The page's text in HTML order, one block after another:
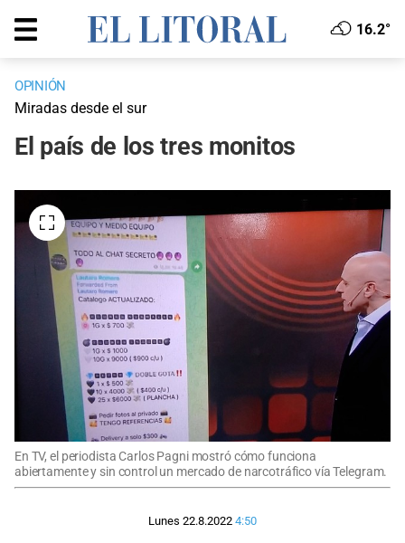
16.2°
OPINIÓN
Miradas desde el sur
El país de los tres monitos
En TV, el periodista Carlos Pagni mostró cómo funciona
abiertamente y sin control un mercado de narcotráfico vía Telegram.
Lunes 22.8.2022 4:50